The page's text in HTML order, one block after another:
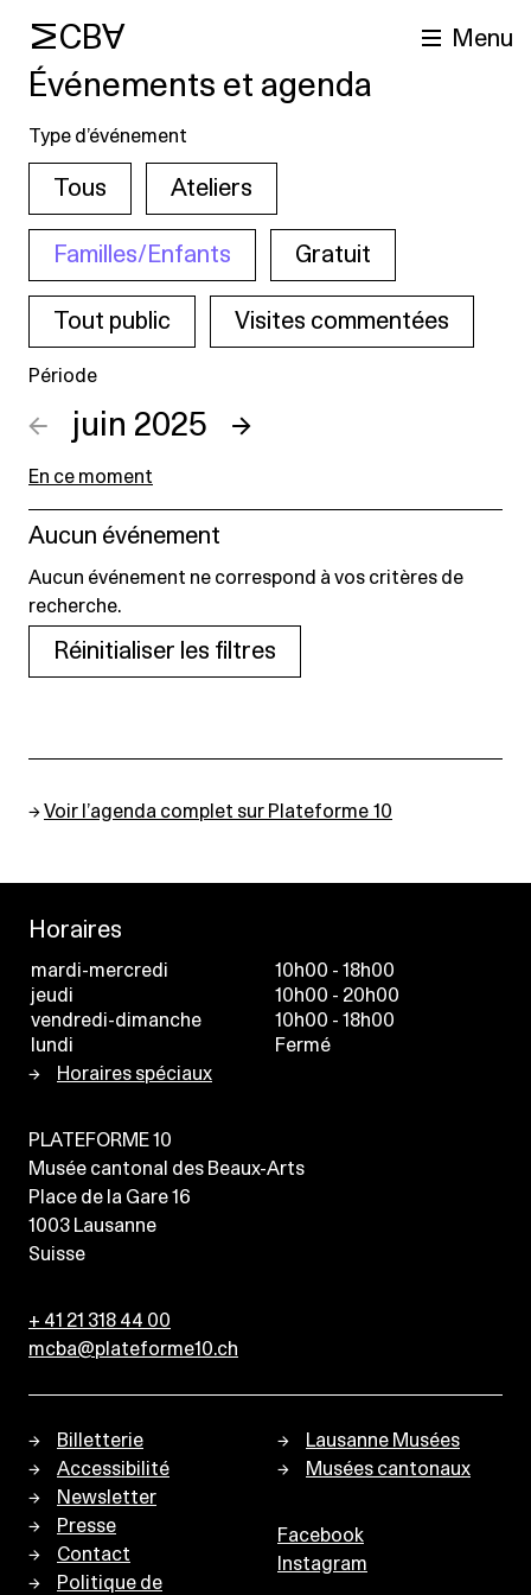
MCBA Menu
Événements et agenda
Type d’événement
Tous Ateliers
Familles/Enfants Gratuit
Tout public Visites commentées
Période
← juin 2025 →
En ce moment
Aucun événement
Aucun événement ne correspond à vos critères de
recherche.
Réinitialiser les filtres
→Voir l’agenda complet sur Plateforme 10
Horaires
mardi-mercredi
10h00 - 18h00
jeudi
10h00 - 20h00
vendredi-dimanche
10h00 - 18h00
lundi
Fermé
Horaires spéciaux
PLATEFORME 10
Musée cantonal des Beaux-Arts
Place de la Gare 16
1003 Lausanne
Suisse
+ 41 21 318 44 00
mcba@plateforme10.ch
Billetterie
Accessibilité
Newsletter
Presse
Contact
Politique de
Lausanne Musées
Musées cantonaux
Facebook
Instagram